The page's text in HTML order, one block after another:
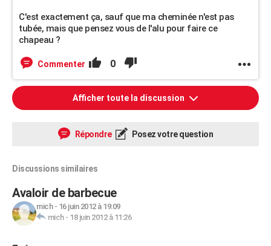
C'est exactement ça, sauf que ma cheminée n'est pas
tubée, mais que pensez vous de l'alu pour faire ce
chapeau ?
Commenter 0
Afficher toute la discussion
Répondre Posez votre question
Discussions similaires
Avaloir de barbecue
mich- 16 juin 2012 à 19:09
mich- 18 juin 2012 à 11:26